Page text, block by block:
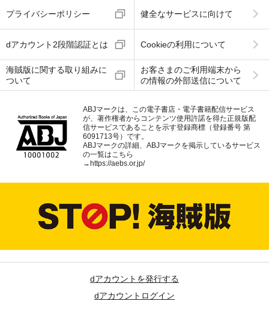
プライバシーポリシー 健全なサービスに向けて
dアカウント2段階認証とは Cookieの利用について
海賊版に関する取り組みに
ついて
お客さまのご利用端末から
の情報の外部送信について
ABJマークは、この電子書店・電子書籍配信サービス
が、著作権者からコンテンツ使用許諾を得た正規版配
信サービスであることを示す登録商標（登録番号 第
6091713号）です。
ABJマークの詳細、ABJマークを掲示しているサービス
の一覧はこちら
→https://aebs.or.jp/
dアカウントを発行する
dアカウントログイン